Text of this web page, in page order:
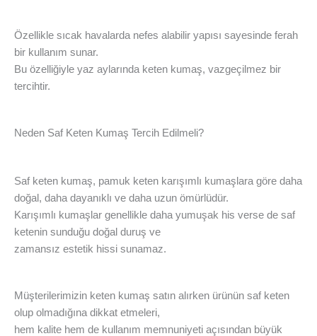
Özellikle sıcak havalarda nefes alabilir yapısı sayesinde ferah
bir kullanım sunar.
Bu özelliğiyle yaz aylarında keten kumaş, vazgeçilmez bir
tercihtir.
Neden Saf Keten Kumaş Tercih Edilmeli?
Saf keten kumaş, pamuk keten karışımlı kumaşlara göre daha
doğal, daha dayanıklı ve daha uzun ömürlüdür.
Karışımlı kumaşlar genellikle daha yumuşak his verse de saf
ketenin sunduğu doğal duruş ve
zamansız estetik hissi sunamaz.
Müşterilerimizin keten kumaş satın alırken ürünün saf keten
olup olmadığına dikkat etmeleri,
hem kalite hem de kullanım memnuniyeti açısından büyük